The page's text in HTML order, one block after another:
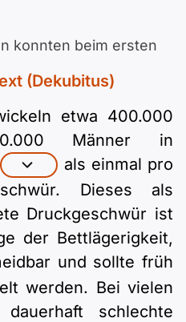
konnten beim ersten
(Dekubitus)
etwa 400.000
Männer in
als einmal pro
Dieses als
Druckgeschwür ist
der Bettlägerigkeit,
und sollte früh
werden. Bei vielen
schlechte